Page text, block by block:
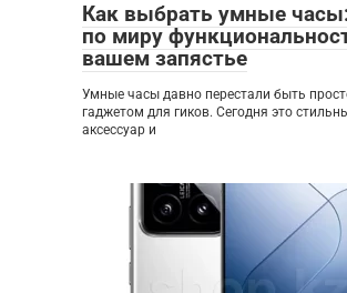
Как выбрать умные
по миру
вашем запястье
Умные часы давно перестали быть
гаджетом для гиков. Сегодня это
аксессуар и